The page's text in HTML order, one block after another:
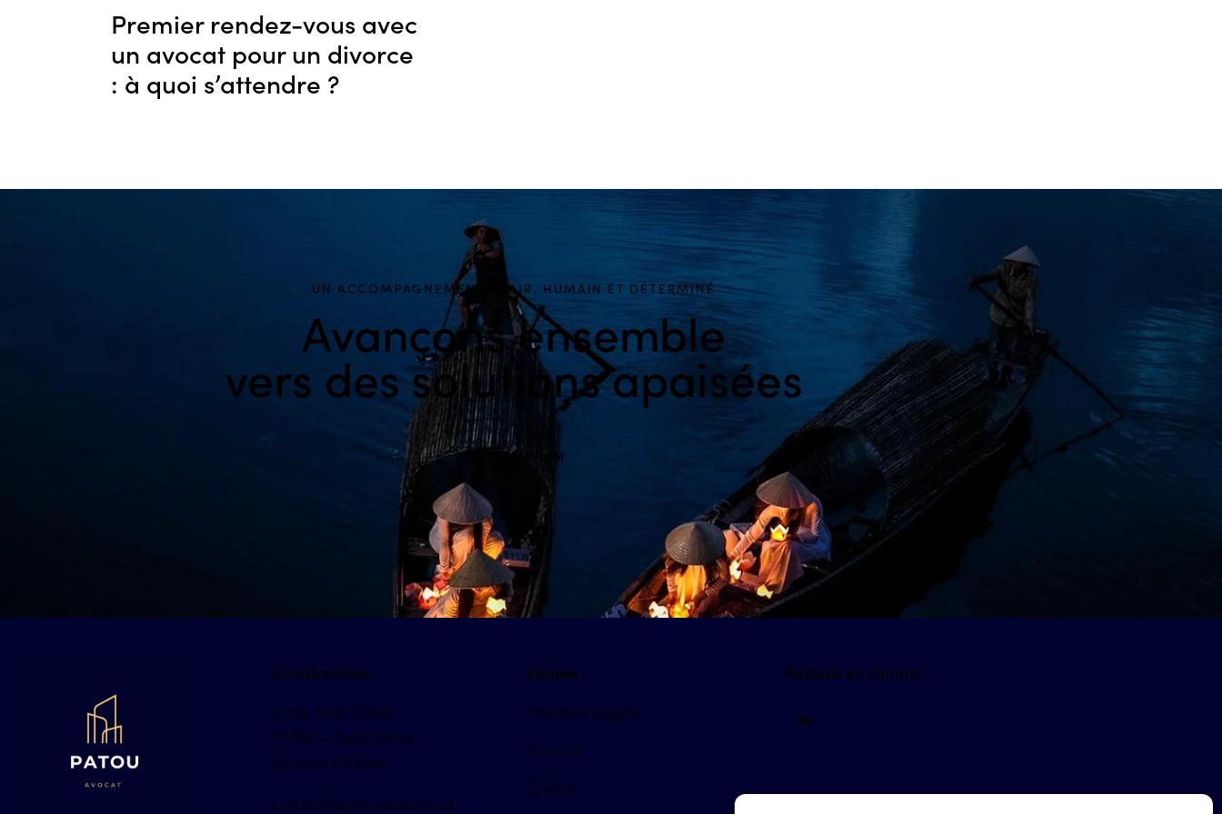
Premier rendez-vous avec
un avocat pour un divorce
: à quoi s’attendre ?
UN ACCOMPAGNEMENT CLAIR, HUMAIN ET DÉTERMINÉ
Avançons ensemble
vers des solutions apaisées
Contactez-moi
Coordonnées
6, rue Jean Châtel
97400 – Saint-Denis
Ile de La Réunion
contact@patou-avocat.com
Légale
Mentions légales
Contact
Crédits
Restons en contact